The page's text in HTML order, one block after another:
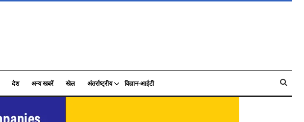
देश अन्य खबरें खेल अंतर्राष्ट्रीय विज्ञान-आईटी